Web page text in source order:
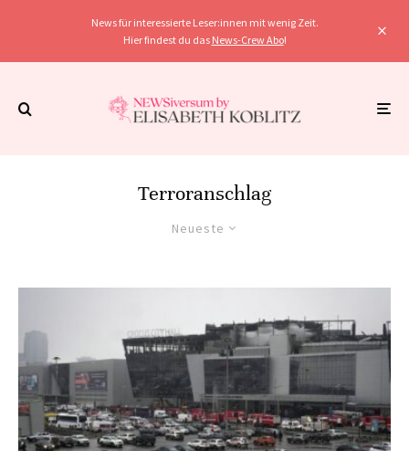
News für interessierte Leser:innen mit wenig Zeit.
Hier findest du das News-Crew Abo!
Terroranschlag
Neueste